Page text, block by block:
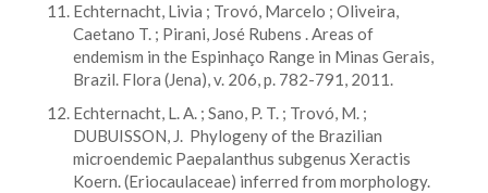
Echternacht, Livia ; Trovó, Marcelo ; Oliveira,
Caetano T. ; Pirani, José Rubens . Areas of
endemism in the Espinhaço Range in Minas Gerais,
Brazil. Flora (Jena), v. 206, p. 782-791, 2011.
Echternacht, L. A. ; Sano, P. T. ; Trovó, M. ;
DUBUISSON, J. Phylogeny of the Brazilian
microendemic Paepalanthus subgenus Xeractis
Koern. (Eriocaulaceae) inferred from morphology.